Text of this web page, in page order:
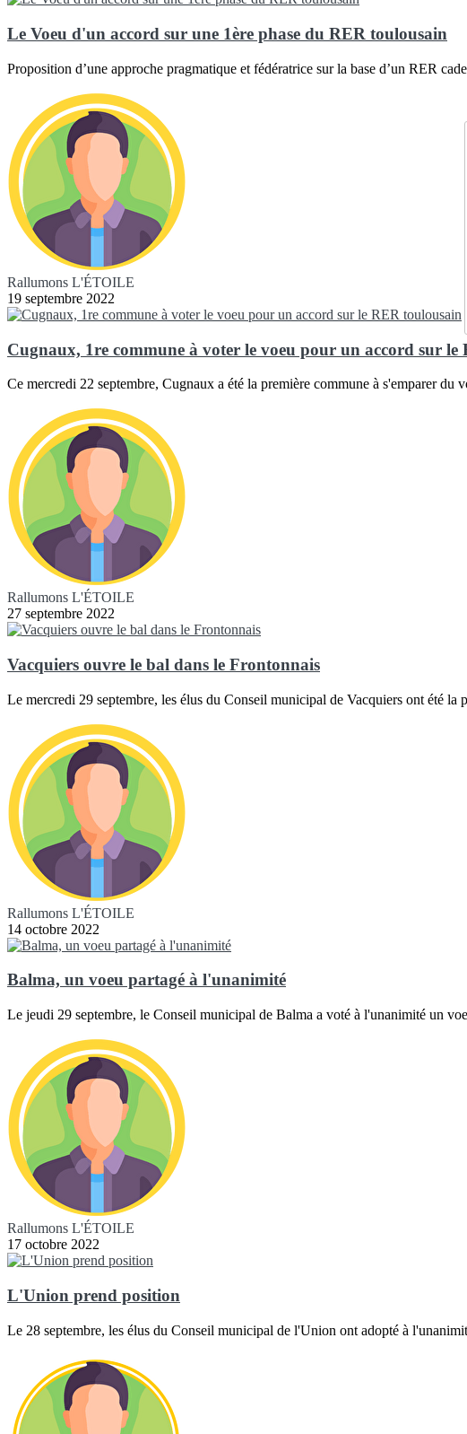
Le Voeu d'un accord sur une 1ère phase du RER toulousain
Proposition d’une approche pragmatique et fédératrice sur la base d’un RER
Rallumons L'ÉTOILE
19 septembre 2022
Cugnaux, 1re commune à voter le voeu pour un accord sur le
Ce mercredi 22 septembre, Cugnaux a été la première commune à s'emparer du
Rallumons L'ÉTOILE
27 septembre 2022
Vacquiers ouvre le bal dans le Frontonnais
Le mercredi 29 septembre, les élus du Conseil municipal de Vacquiers ont été la
Rallumons L'ÉTOILE
14 octobre 2022
Balma, un voeu partagé à l'unanimité
Le jeudi 29 septembre, le Conseil municipal de Balma a voté à l'unanimité un
Rallumons L'ÉTOILE
17 octobre 2022
L'Union prend position
Le 28 septembre, les élus du Conseil municipal de l'Union ont adopté à